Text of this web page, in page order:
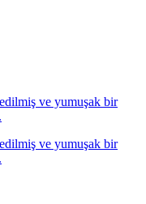
ve yumuşak bir
ve yumuşak bir